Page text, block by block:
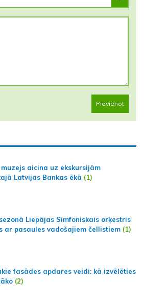
Pievienot
aicina uz ekskursijām
Latvijas Bankas ēkā (1)
Liepājas Simfoniskais orķestris
ar pasaules vadošajiem čellistiem (1)
fasādes apdares veidi: kā izvēlēties
(2)